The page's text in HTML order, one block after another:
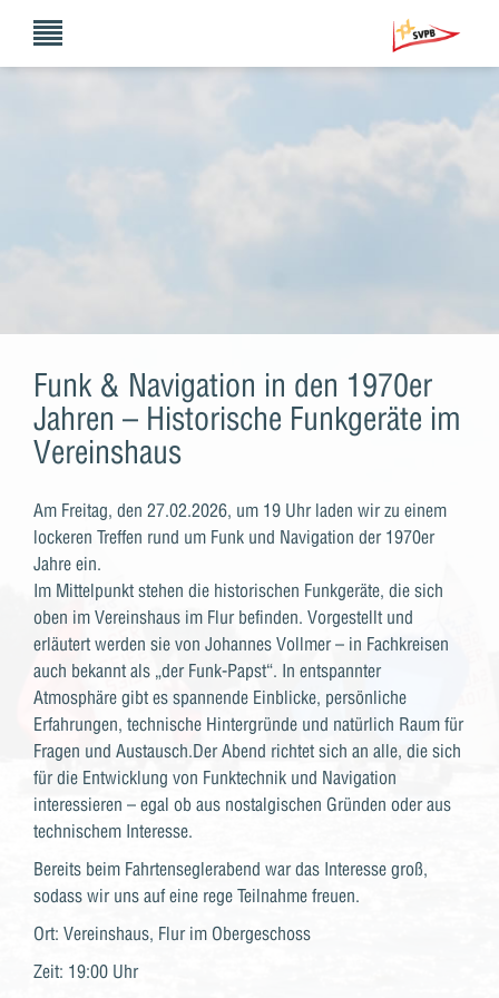
Funk & Navigation in den 1970er
Jahren – Historische Funkgeräte im
Vereinshaus
Am Freitag, den 27.02.2026, um 19 Uhr laden wir zu einem
lockeren Treffen rund um Funk und Navigation der 1970er
Jahre ein.
Im Mittelpunkt stehen die historischen Funkgeräte, die sich
oben im Vereinshaus im Flur befinden. Vorgestellt und
erläutert werden sie von Johannes Vollmer – in Fachkreisen
auch bekannt als „der Funk-Papst“. In entspannter
Atmosphäre gibt es spannende Einblicke, persönliche
Erfahrungen, technische Hintergründe und natürlich Raum für
Fragen und Austausch.Der Abend richtet sich an alle, die sich
für die Entwicklung von Funktechnik und Navigation
interessieren – egal ob aus nostalgischen Gründen oder aus
technischem Interesse.
Bereits beim Fahrtenseglerabend war das Interesse groß,
sodass wir uns auf eine rege Teilnahme freuen.
Ort: Vereinshaus, Flur im Obergeschoss
Zeit: 19:00 Uhr